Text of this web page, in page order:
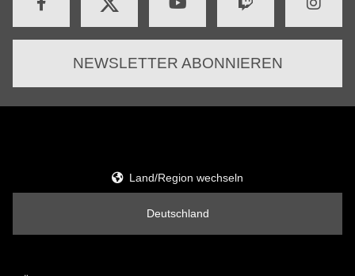
NEWSLETTER ABONNIEREN
Land/Region wechseln
Deutschland